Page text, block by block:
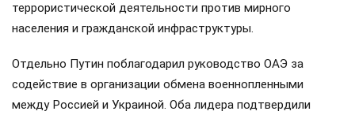
террористической деятельности против мирного
населения и гражданской инфраструктуры.
Отдельно Путин поблагодарил руководство ОАЭ за
содействие в организации обмена военнопленными
между Россией и Украиной. Оба лидера подтвердили